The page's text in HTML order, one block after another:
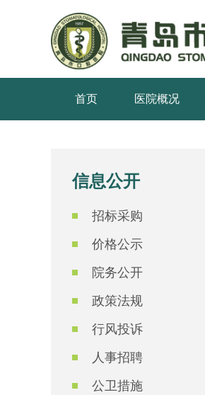
首页 医院概况
信息公开
招标采购
价格公示
院务公开
政策法规
行风投诉
人事招聘
公卫措施